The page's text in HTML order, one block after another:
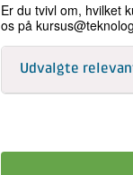
Er du tvivl om, hvilket
os på
Udvalgte